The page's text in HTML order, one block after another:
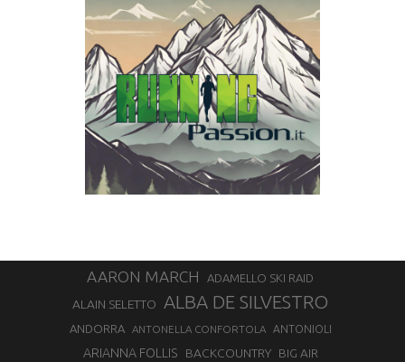
AARON MARCH ADAMELLO SKI RAID
ALAIN SELETTO ALBA DE SILVESTRO
ANDORRA ANTONELLA CONFORTOLA ANTONIOLI
ARIANNA FOLLIS BACKCOUNTRY BIG AIR